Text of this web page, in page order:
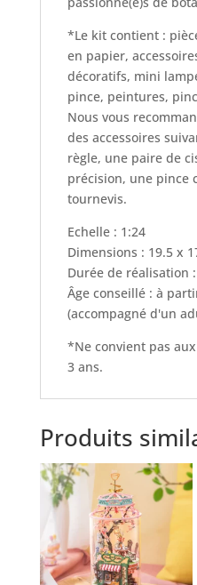
*Le kit contient :
en papier,
décoratifs, mini
pince, peintures,
Nous vous
des accessoires
règle, une paire de
précision, une pince
tournevis.
Echelle : 1:24
Dimensions : 19.5 x
Durée de réalisation
Âge conseillé : à
(accompagné d'un
*Ne convient pas
3 ans.
Produits